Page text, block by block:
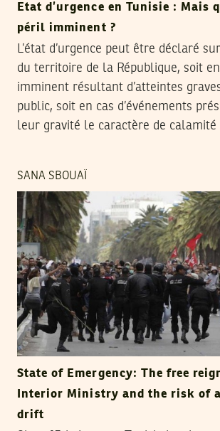
Etat d’urgence en Tunisie : Mais
péril imminent ?
L’état d’urgence peut être déclaré
du territoire de la République, soit
imminent résultant d’atteintes
public, soit en cas d’événements
leur gravité le caractère de calamité
SANA SBOUAÏ
State of Emergency: The free
Interior Ministry and the risk of
drift